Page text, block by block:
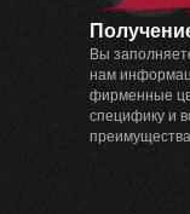
Вы
нам
фирменные
специфику и
преимущества